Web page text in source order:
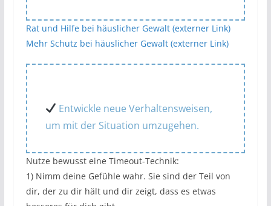
Rat und Hilfe bei häuslicher Gewalt (externer Link)
Mehr Schutz bei häuslicher Gewalt (externer Link)
Entwickle neue Verhaltensweisen,
um mit der Situation umzugehen.
Nutze bewusst eine Timeout-Technik:
1) Nimm deine Gefühle wahr. Sie sind der Teil von
dir, der zu dir hält und dir zeigt, dass es etwas